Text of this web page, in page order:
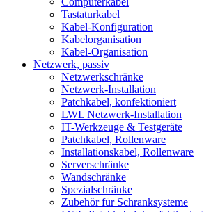
Tastaturkabel
Kabel-Konfiguration
Kabelorganisation
Kabel-Organisation
Netzwerk, passiv
Netzwerkschränke
Netzwerk-Installation
Patchkabel, konfektioniert
LWL Netzwerk-Installation
IT-Werkzeuge & Testgeräte
Patchkabel, Rollenware
Installationskabel, Rollenware
Serverschränke
Wandschränke
Spezialschränke
Zubehör für Schranksysteme